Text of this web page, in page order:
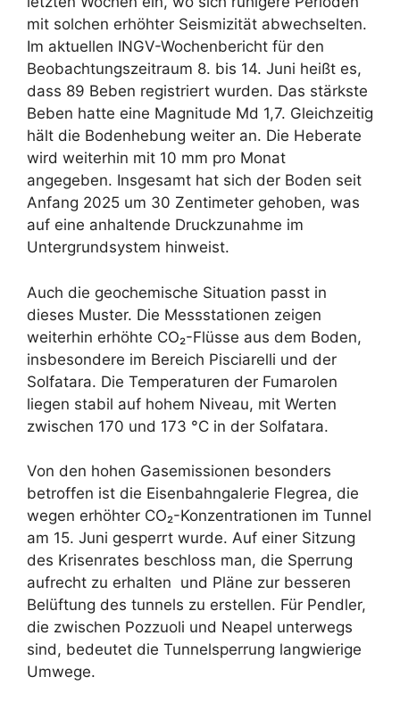
mit solchen erhöhter Seismizität abwechselten.
Im aktuellen INGV-Wochenbericht für den
Beobachtungszeitraum 8. bis 14. Juni heißt es,
dass 89 Beben registriert wurden. Das stärkste
Beben hatte eine Magnitude Md 1,7. Gleichzeitig
hält die Bodenhebung weiter an. Die Heberate
wird weiterhin mit 10 mm pro Monat
angegeben. Insgesamt hat sich der Boden seit
Anfang 2025 um 30 Zentimeter gehoben, was
auf eine anhaltende Druckzunahme im
Untergrundsystem hinweist.
Auch die geochemische Situation passt in
dieses Muster. Die Messstationen zeigen
weiterhin erhöhte CO₂-Flüsse aus dem Boden,
insbesondere im Bereich Pisciarelli und der
Solfatara. Die Temperaturen der Fumarolen
liegen stabil auf hohem Niveau, mit Werten
zwischen 170 und 173 °C in der Solfatara.
Von den hohen Gasemissionen besonders
betroffen ist die Eisenbahngalerie Flegrea, die
wegen erhöhter CO₂-Konzentrationen im Tunnel
am 15. Juni gesperrt wurde. Auf einer Sitzung
des Krisenrates beschloss man, die Sperrung
aufrecht zu erhalten und Pläne zur besseren
Belüftung des tunnels zu erstellen. Für Pendler,
die zwischen Pozzuoli und Neapel unterwegs
sind, bedeutet die Tunnelsperrung langwierige
Umwege.